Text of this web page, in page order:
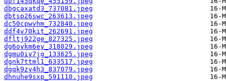
dbgcaxatd3_737081.jpeg
dbtsp26swc_263613.jpeg
dc50cpwvhm_732840.jpeg
ddf4v70kit_262691.jpeg
dfltj922ge_827325.jpeg
dg6oykm6ey_318029.jpeg
dgmu0iy7jg_133625.jpeg
dgnk7ttml1_633517.jpeg
dgqk9zy4h3_837079.jpeg
dhnuhe9sxp_591110.jpeg